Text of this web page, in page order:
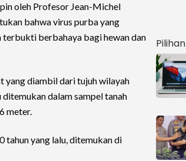
oleh Profesor Jean-Michel
bahwa virus purba yang
terbukti berbahaya bagi hewan dan
yang diambil dari tujuh wilayah
dalam sampel tanah
meter.
tahun yang lalu, ditemukan di
Pilihan